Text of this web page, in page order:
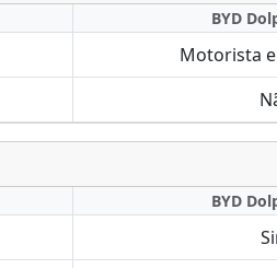
BYD
Motorista
BYD